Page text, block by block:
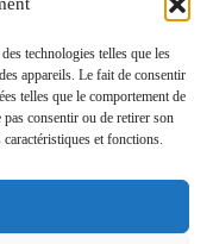
technologies telles que les
appareils. Le fait de consentir
telles que le comportement de
consentir ou de retirer son
et fonctions.